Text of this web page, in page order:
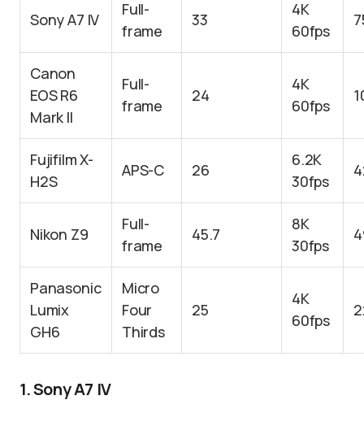
Sony A7 IV
Full-
frame
33
4K
60fps
Canon
EOS R6
Mark II
Full-
frame
24
4K
60fps
Fujifilm X-
H2S
APS-C 26
6.2K
30fps
Nikon Z9
Full-
frame
45.7
8K
30fps
Panasonic
Lumix
GH6
Micro
Four
Thirds
25
4K
60fps
1. Sony A7 IV